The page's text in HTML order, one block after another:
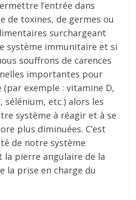
l’entrée dans
de toxines, de germes ou
surchargeant
système immunitaire et si
souffrons de carences
importantes pour
exemple : vitamine D,
sélénium, etc.) alors les
système à réagir et à se
plus diminuées. C’est
de notre système
la pierre angulaire de la
la prise en charge du